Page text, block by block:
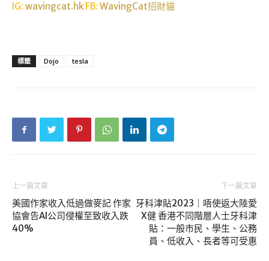
IG: wavingcat.hk FB: WavingCat招財貓
標籤 Dojo tesla
上一篇文章
美國作家收入低過做麥記 作家
協會告AI公司侵權至致收入跌
40%
下一篇文章
牙科津貼2023｜唔使返大陸愛
X健 香港不同階層人士牙科津
貼：一般市民、學生、公務
員、低收入、長者等可受惠